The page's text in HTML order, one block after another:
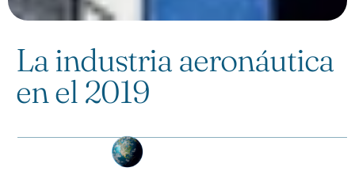
La industria aeronáutica
en el 2019